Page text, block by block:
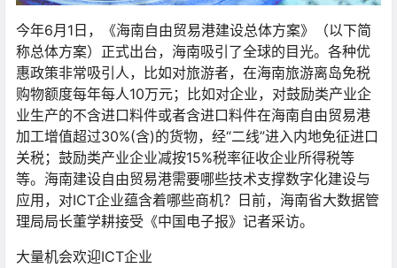
今年6月1日，《海南自由贸易港建设总体方案》（以下简
称总体方案）正式出台，海南吸引了全球的目光。各种优
惠政策非常吸引人，比如对旅游者，在海南旅游离岛免税
购物额度每年每人10万元；比如对企业，对鼓励类产业企
业生产的不含进口料件或者含进口料件在海南自由贸易港
加工增值超过30%(含)的货物，经“二线”进入内地免征进口
关税；鼓励类产业企业减按15%税率征收企业所得税等
等。海南建设自由贸易港需要哪些技术支撑数字化建设与
应用，对ICT企业蕴含着哪些商机？日前，海南省大数据管
理局局长董学耕接受《中国电子报》记者采访。
大量机会欢迎ICT企业